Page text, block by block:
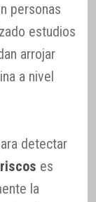
personas
estudios
arrojar
a nivel
detectar
es
la